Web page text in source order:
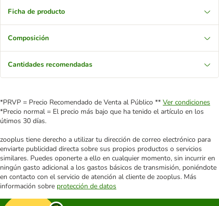
Ficha de producto
Composición
Cantidades recomendadas
*PRVP = Precio Recomendado de Venta al Público ** Ver condiciones
*Precio normal = El precio más bajo que ha tenido el artículo en los
útimos 30 días.
zooplus tiene derecho a utilizar tu dirección de correo electrónico para
enviarte publicidad directa sobre sus propios productos o servicios
similares. Puedes oponerte a ello en cualquier momento, sin incurrir en
ningún gasto adicional a los gastos básicos de transmisión, poniéndote
en contacto con el servicio de atención al cliente de zooplus. Más
información sobre protección de datos